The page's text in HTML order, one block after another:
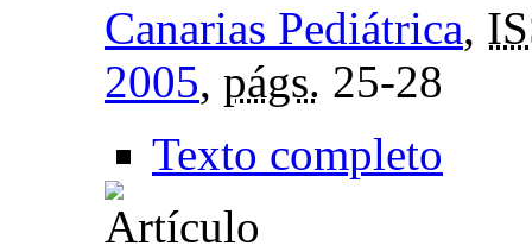
Canarias Pediátrica,
2005, págs. 25-28
Texto completo